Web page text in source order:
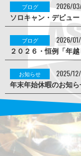
ブログ
2026/
ソロキャン・デビュー
ブログ
2026/
２０２６・恒例「年
お知らせ
2025/
年末年始休暇のお知ら